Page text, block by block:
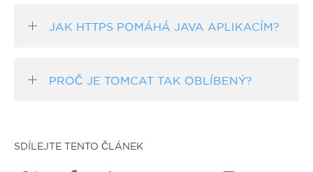
JAK HTTPS POMÁHÁ JAVA APLIKACÍM?
PROČ JE TOMCAT TAK OBLÍBENÝ?
SDÍLEJTE TENTO ČLÁNEK